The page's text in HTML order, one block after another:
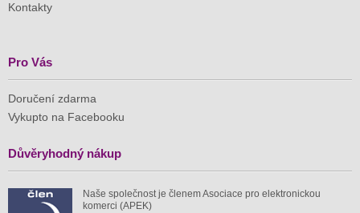
Kontakty
Pro Vás
Doručení zdarma
Vykupto na Facebooku
Důvěryhodný nákup
Naše společnost je členem Asociace pro elektronickou
komerci (APEK)